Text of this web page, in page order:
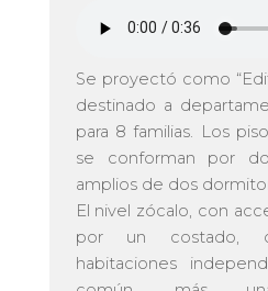
Se proyectó como
destinado a
para 8 familias. Los
se conforman por
amplios de dos
El nivel zócalo, con
por un costado,
habitaciones